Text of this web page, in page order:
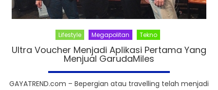
Lifestyle Megapolitan Tekno
Ultra Voucher Menjadi Aplikasi Pertama Yang
Menjual GarudaMiles
GAYATREND.com – Bepergian atau travelling telah menjadi